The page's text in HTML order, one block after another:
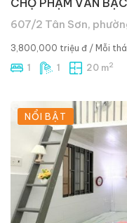
607/2 Tân Sơn,
3,800,000 triệu đ / Mỗi
1 1 20 m2
NỔI BẬT